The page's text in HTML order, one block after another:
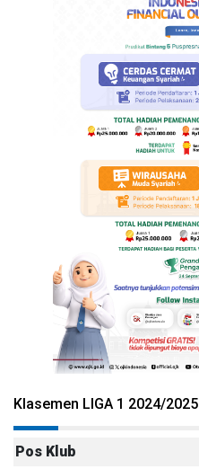
Klasemen LIGA 1 2024/2025
Pos Klub